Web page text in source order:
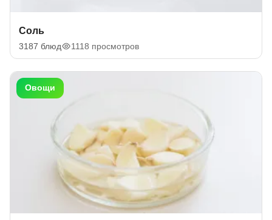
Соль
3187 блюд 1118 просмотров
Овощи